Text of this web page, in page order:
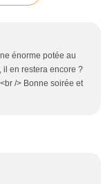
énorme potée au
il en restera encore ?
/> Bonne soirée et